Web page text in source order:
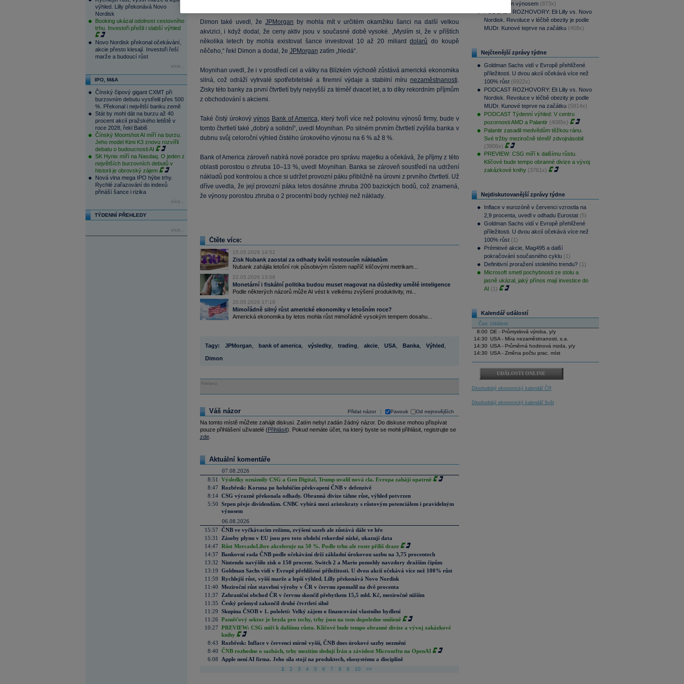
výhled. Lilly překonává Novo
Nordisk
Booking ukázal odolnost cestovního
trhu. Investoři přešli i slabší výhled
Novo Nordisk překonal očekávání,
akcie přesto klesají. Investoři řeší
marže a budoucí růst
více...
IPO, M&A
Čínský čipový gigant CXMT při
burzovním debutu vystřelil přes 500
%. Překonal i největší banku země
Stát by mohl dát na burzu až 40
procent akcií pražského letiště v
roce 2028, řekl Babiš
Čínský Moonshot AI míří na burzu.
Jeho model Kimi K3 znovu rozvířil
debatu o budoucnosti AI
SK Hynix míří na Nasdaq. O jeden z
největších burzovních debutů v
historii je obrovský zájem
Nová vlna mega IPO hýbe trhy.
Rychlé zařazování do indexů
přináší šance i rizika
více...
TÝDENNÍ PŘEHLEDY
více...
Dimon také uvedl, že JPMorgan by mohla mít v určitém okamžiku šanci na další velkou
akvizici, i když dodal, že ceny aktiv jsou v současné době vysoké. „Myslím si, že v příštích
několika letech by mohla existovat šance investovat 10 až 20 miliarddolarů do koupě
něčeho,“ řekl Dimon a dodal, že JPMorgan zatím „hledá“.
Moynihan uvedl, že i v prostředí cel a války na Blízkém východě zůstává americká ekonomika
silná, což odráží vytrvalé spotřebitelské a firemní výdaje a stabilní míru nezaměstnanosti.
Zisky této banky za první čtvrtletí byly nejvyšší za téměř dvacet let, a to díky rekordním příjmům
z obchodování s akciemi.
Také čistý úrokový výnos Bank of America, který tvoří více než polovinu výnosů firmy, bude v
tomto čtvrtletí také „dobrý a solidní“, uvedl Moynihan. Po silném prvním čtvrtletí zvýšila banka v
dubnu svůj celoroční výhled čistého úrokového výnosu na 6 % až 8 %.
Bank of America zároveň nabírá nové poradce pro správu majetku a očekává, že příjmy z této
oblasti porostou o zhruba 10–13 %, uvedl Moynihan. Banka se zároveň soustředí na udržení
nákladů pod kontrolou a chce si udržet provozní páku přibližně na úrovni z prvního čtvrtletí. Už
dříve uvedla, že její provozní páka letos dosáhne zhruba 200 bazických bodů, což znamená,
že výnosy porostou zhruba o 2 procentní body rychleji než náklady.
Čtěte více:
15.05.2026 14:52
Zisk Nubank zaostal za odhady kvůli rostoucím nákladům
Nubank zahájila letošní rok působivým růstem napříč klíčovými metrikam...
22.05.2026 13:08
Monetární i fiskální politika budou muset reagovat na důsledky umělé inteligence
Podle některých názorů může AI vést k velkému zvýšení produktivity, mi...
20.05.2026 17:18
Mimořádně silný růst americké ekonomiky v letošním roce?
Americká ekonomika by letos mohla růst mimořádně vysokým tempem dosahu...
Tagy: JPMorgan bank of america, výsledky, trading akcie, USA Banka, Výhled
Dimon
Reklama
Přidat názor Pavouk Od nejnovějších
Váš názor
Na tomto místě můžete zahájit diskusi. Zatím nebyl zadán žádný názor. Do diskuse mohou přispívat
pouze přihlášení uživatelé (Přihlásit). Pokud nemáte účet, na který byste se mohli přihlásit, registrujte se
zde.
Aktuální komentáře
07.08.2026
8:51
Výsledky oznámily CSG a Gen Digital, Trump uvalil nová cla. Evropa zahájí opatrně
8:47 Rozbřesk: Koruna po holubičím překvapení ČNB v defenzivě
8:14 CSG výrazně překonala odhady. Obranná divize táhne růst, výhled potvrzen
5:50 Srpen přeje dividendám. CNBC vybírá mezi aristokraty s růstovým potenciálem i pravidelným
výnosem
06.08.2026
15:57 ČNB ve vyčkávacím režimu, zvýšení sazeb ale zůstává dále ve hře
15:31
Zásoby plynu v EU jsou pro toto období rekordně nízké, ukazují data
14:47 Růst MercadoLibre akceleruje na 50 %. Podle trhu ale roste příliš draze
14:37 Bankovní rada ČNB podle očekávání drží základní úrokovou sazbu na 3,75 procentech
13:32 Nintendo navýšilo zisk o 150 procent. Switch 2 a Mario pomohly navzdory dražším čipům
13:19 Goldman Sachs vidí v Evropě přehlížené příležitosti. U dvou akcií očekává více než 100% růst
11:59 Rychlejší růst, vyšší marže a lepší výhled. Lilly překonává Novo Nordisk
11:40 Meziroční růst stavební výroby v ČR v červnu zpomalil na dvě procenta
11:37
Zahraniční obchod ČR v červnu skončil přebytkem 15,5 mld. Kč, meziročně nižším
11:35 Český průmysl zakončil druhé čtvrtletí silně
11:29 Skupina ČSOB v 1. pololetí: Velký zájem o financování vlastního bydlení
11:26 Paměťový sektor je brzda pro techy, trhy jsou na tom dopoledne smíšeně
10:27 PREVIEW: CSG míří k dalšímu růstu. Klíčové bude tempo obranné divize a vývoj zakázkové
knihy
8:43 Rozbřesk: Inflace v červenci mírně vyšší, ČNB dnes úrokové sazby nezmění
8:40 ČNB rozhodne o sazbách, trhy mezitím sledují Írán a závislost Microsoftu na OpenAI
6:08
Apple není AI firma. Jeho síla stojí na produktech, ekosystému a disciplíně
1 2 3 4 5 6 7 8 9 10 >>
pravidelným výnosem (873x)
PODCAST ROZHOVORY: Eli Lilly vs. Novo
Nordisk. Revoluce v léčbě obezity je podle
MUDr. Kunové teprve na začátku (458x)
Nejčtenější zprávy týdne
Goldman Sachs vidí v Evropě přehlížené
příležitosti. U dvou akcií očekává více než
100% růst (6922x)
PODCAST ROZHOVORY: Eli Lilly vs. Novo
Nordisk. Revoluce v léčbě obezity je podle
MUDr. Kunové teprve na začátku (5814x)
PODCAST Týdenní výhled: V centru
pozornosti AMD a Palantir (4085x)
Palantir zasadil medvědům těžkou ránu.
Své tržby meziročně téměř zdvojnásobil
(3906x)
PREVIEW: CSG míří k dalšímu růstu.
Klíčové bude tempo obranné divize a vývoj
zakázkové knihy (3761x)
Nejdiskutovanější zprávy týdne
Inflace v eurozóně v červenci vzrostla na
2,9 procenta, uvedl v odhadu Eurostat (5)
Goldman Sachs vidí v Evropě přehlížené
příležitosti. U dvou akcií očekává více než
100% růst (1)
Prémiové akcie, Mag495 a další
pokračování současného cyklu (1)
Definitivní proražení stoletého trendu? (1)
Microsoft smetl pochybnosti ze stolu a
jasně ukázal, jaký přínos mají investice do
AI (1)
Kalendář událostí
Čas Událost
8:00
DE - Průmyslová výroba, y/y
14:30 USA - Míra nezaměstnanosti, s.a.
14:30 USA - Průměrná hodinová mzda, y/y
14:30 USA - Změna počtu prac. míst
UDÁLOSTI ONLINE
Dlouhodobý ekonomický kalendář ČR
Dlouhodobý ekonomický kalendář Svět